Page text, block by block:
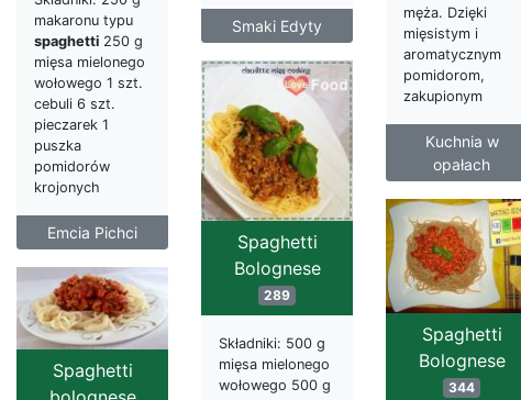
Smaki Edyty
męża. Dzięki
mięsistym i
aromatycznym
pomidorom,
zakupionym
Kuchnia w
opałach
makaronu typu
spaghetti 250 g
mięsa mielonego
wołowego 1 szt.
cebuli 6 szt.
pieczarek 1
puszka
pomidorów
krojonych
Emcia Pichci
Spaghetti
Bolognese
289
Składniki: 500 g
mięsa mielonego
wołowego 500 g
Spaghetti
Bolognese
344
Spaghetti